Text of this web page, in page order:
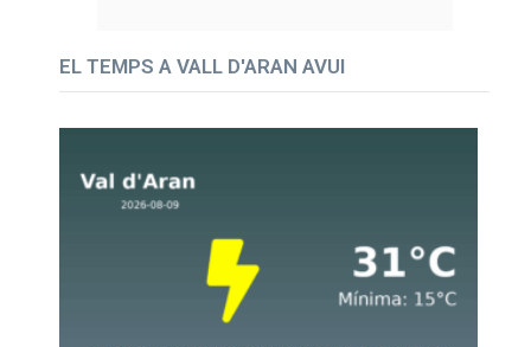
EL TEMPS A VALL D'ARAN AVUI